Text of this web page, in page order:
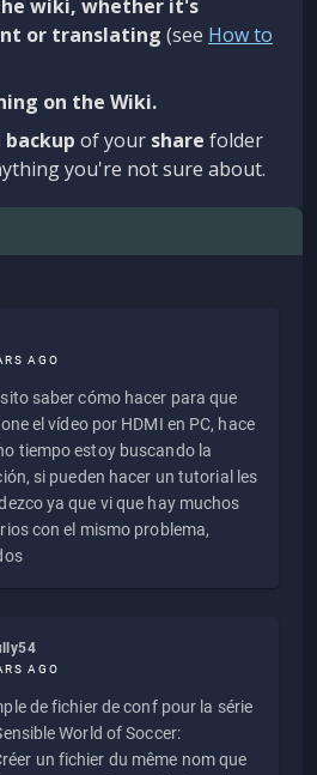
wiki, whether it's
or translating (see How to
on the Wiki.
of your share folder
you're not sure about.
AGO
saber cómo hacer para que
el vídeo por HDMI en PC, hace
tiempo estoy buscando la
si pueden hacer un tutorial les
ya que vi que hay muchos
con el mismo problema,
AGO
de fichier de conf pour la série
World of Soccer:
un fichier du même nom que